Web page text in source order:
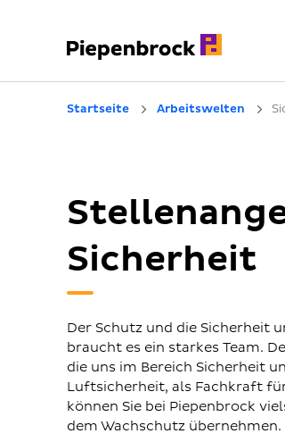
Startseite Arbeitswelten
Sicherheit
Der Schutz und die Sicherheit
braucht es ein starkes Team.
die uns im Bereich Sicherheit
Luftsicherheit, als Fachkraft
können Sie bei Piepenbrock
dem Wachschutz übernehmen.